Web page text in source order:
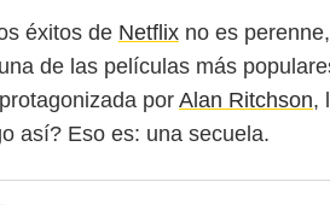
éxitos de Netflix no es
de las películas más
por Alan Ritchson,
así? Eso es: una secuela.